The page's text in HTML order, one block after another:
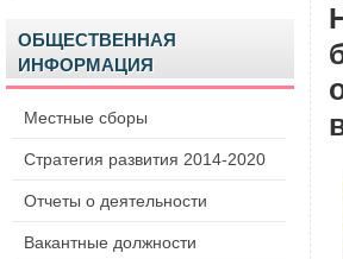
ОБЩЕСТВЕННАЯ
ИНФОРМАЦИЯ
Местные сборы
Стратегия развития 2014-2020
Отчеты о деятельности
Вакантные должности